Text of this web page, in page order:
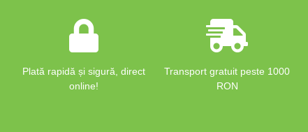
Plată rapidă și sigură, direct
online!
Transport gratuit peste 1000
RON